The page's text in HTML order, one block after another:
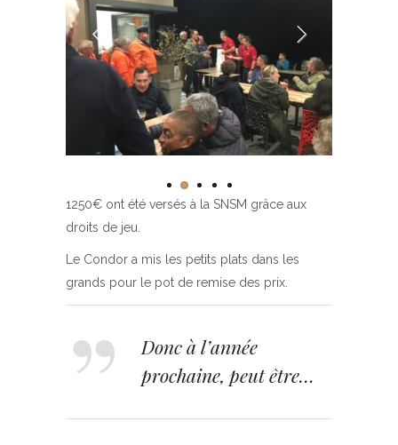
1250€ ont été versés à la SNSM grâce aux
droits de jeu.
Le Condor a mis les petits plats dans les
grands pour le pot de remise des prix.
Donc à l’année
prochaine, peut être…